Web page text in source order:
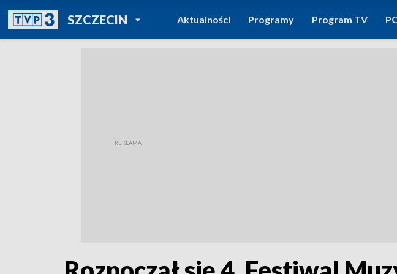
SZCZECINPOWRÓT DO
TVP REGIONY
Aktualności Programy Program TV